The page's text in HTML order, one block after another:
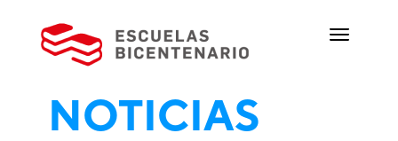
NOTICIAS